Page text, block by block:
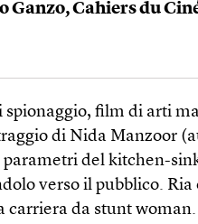
Ganzo, Cahiers du
film di arti
di Nida Manzoor
parametri del kitchen-
verso il pubblico.
carriera da stunt